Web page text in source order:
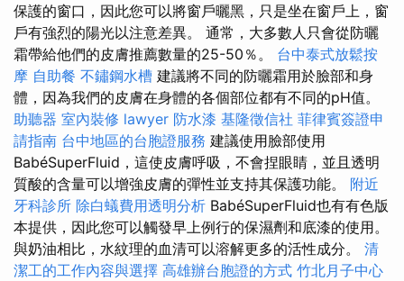
保護的窗口，因此您可以將窗戶曬黑，只是坐在窗戶上，窗
戶有強烈的陽光以注意差異。 通常，大多數人只會從防曬
霜帶給他們的皮膚推薦數量的25-50％。 台中泰式放鬆按
摩 自助餐 不鏽鋼水槽 建議將不同的防曬霜用於臉部和身
體，因為我們的皮膚在身體的各個部位都有不同的pH值。
助聽器 室內裝修 lawyer 防水漆 基隆徵信社 菲律賓簽證申
請指南 台中地區的台胞證服務 建議使用臉部使用
BabéSuperFluid，這使皮膚呼吸，不會捏眼睛，並且透明
質酸的含量可以增強皮膚的彈性並支持其保護功能。 附近
牙科診所 除白蟻費用透明分析 BabéSuperFluid也有有色版
本提供，因此您可以觸發早上例行的保濕劑和底漆的使用。
與奶油相比，水紋理的血清可以溶解更多的活性成分。 清
潔工的工作內容與選擇 高雄辦台胞證的方式 竹北月子中心